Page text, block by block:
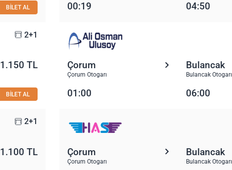
BİLET AL 00:19 04:50
2+1
1.150 TL
BİLET AL
Çorum
Çorum Otogarı
Bulancak
Bulancak Otogarı
01:00 06:00
2+1
1.100 TL Çorum
Çorum Otogarı
Bulancak
Bulancak Otogarı